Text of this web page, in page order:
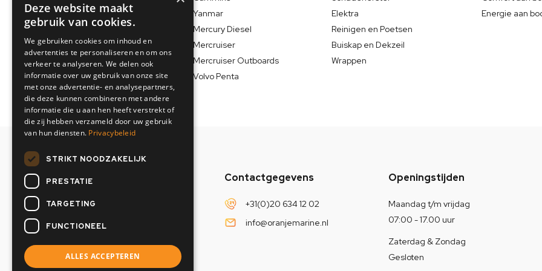
Generatoren
Verkoopbemiddeling
Yanmar
Mercury Diesel
Mercruiser
Mercruiser Outboards
Volvo Penta
Elektra
Reinigen en Poetsen
Buiskap en Dekzeil
Wrappen
Energie aan
Toetsenbordweg 37
1033 MZ Amsterdam
Contactgegevens
+31(0)20 634 12 02
info@oranjemarine.nl
Openingstijden
Maandag t/m vrijdag
07:00 - 17.00 uur
Zaterdag & Zondag
Gesloten
Deze website maakt
gebruik van cookies.
We gebruiken cookies om inhoud en
advertenties te personaliseren en om ons
verkeer te analyseren. We delen ook
informatie over uw gebruik van onze site
met onze advertentie- en analysepartners,
die deze kunnen combineren met andere
informatie die u aan hen heeft verstrekt of
die zij hebben verzameld door uw gebruik
van hun diensten. Privacybeleid
STRIKT NOODZAKELIJK
PRESTATIE
TARGETING
FUNCTIONEEL
ALLES ACCEPTEREN